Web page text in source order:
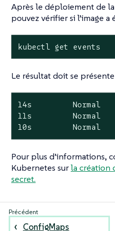
Après le déploiement de
pouvez vérifier si l’image a
kubectl get events
Le résultat doit se
14s         Normal
11s         Normal
10s         Normal
Pour plus d’informations,
Kubernetes surla création
secret.
ConfigMaps